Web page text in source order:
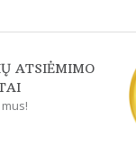
ATSIĖMIMO